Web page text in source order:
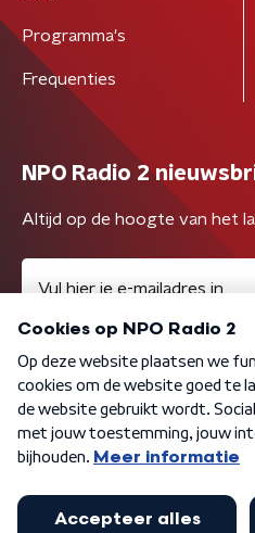
Programma's
Frequenties
NPO Radio 2
Altijd op de hoogte van het
Algemene voorwaarden